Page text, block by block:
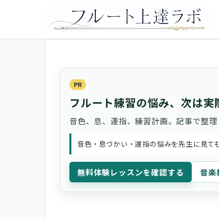
PR
フルート練習の悩み、次は実
音色、息、運指、練習計画。記事で整
音色・息づかい・運指の悩みを先生に見て
無料体験レッスンを確認する 音楽